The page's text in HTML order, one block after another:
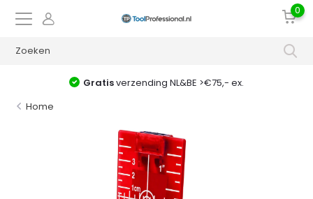
0
Gratisverzending NL&BE >€75,- ex.
Home